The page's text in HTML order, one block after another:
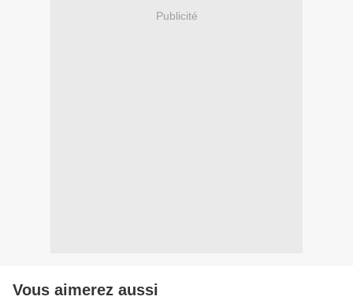
Publicité
Vous aimerez aussi